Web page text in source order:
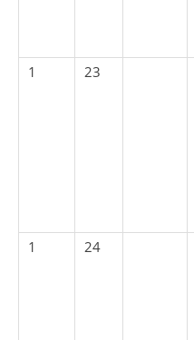
1
23
1
24